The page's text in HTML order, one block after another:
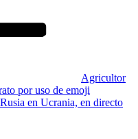
Agricultor
por uso de emoji
en Ucrania, en directo